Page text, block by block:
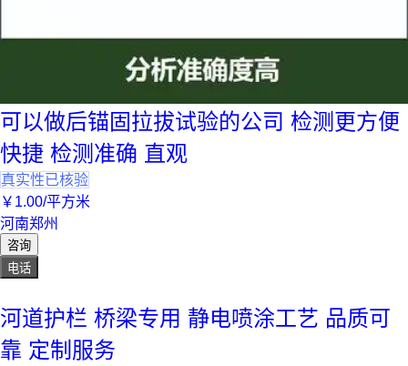
可以做后锚固拉拔试验的公司 检测更方便
快捷 检测准确 直观
真实性已核验
￥ 1.00/平方米
河南郑州
咨询
电话
河道护栏 桥梁专用 静电喷涂工艺 品质可
靠 定制服务